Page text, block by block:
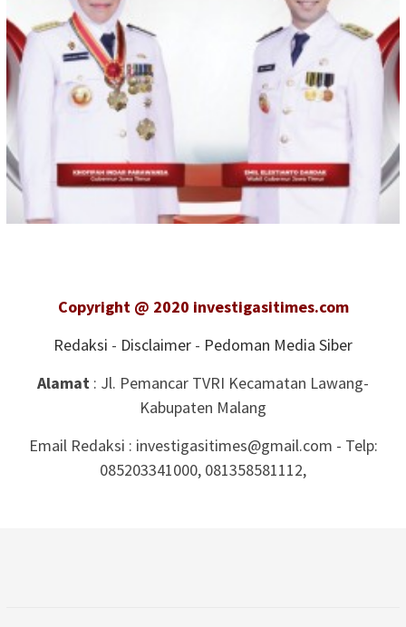
Copyright @ 2020 investigasitimes.com
Redaksi - Disclaimer - Pedoman Media Siber
Alamat : Jl. Pemancar TVRI Kecamatan Lawang-
Kabupaten Malang
Email Redaksi : investigasitimes@gmail.com - Telp:
085203341000, 081358581112,